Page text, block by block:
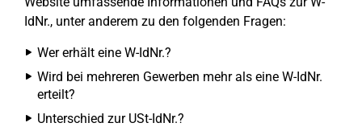
IdNr., unter anderem zu den folgenden Fragen:
Wer erhält eine W-IdNr.?
Wird bei mehreren Gewerben mehr als eine W-IdNr.
erteilt?
Unterschied zur USt-IdNr.?